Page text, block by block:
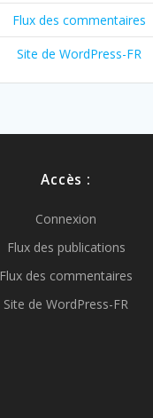
Flux des commentaires
Site de WordPress-FR
Accès :
Connexion
Flux des publications
Flux des commentaires
Site de WordPress-FR